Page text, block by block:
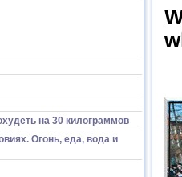
на 30 килограммов
Огонь, еда, вода и